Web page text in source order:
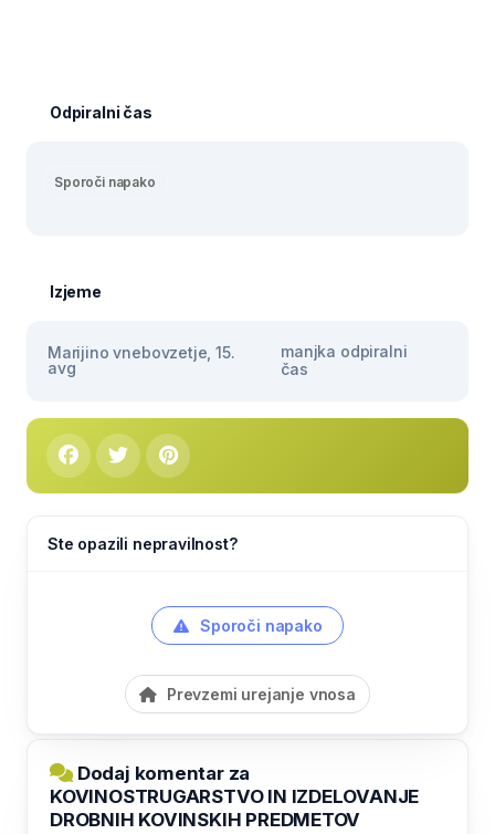
Odpiralni čas
Sporoči napako
Izjeme
Marijino vnebovzetje, 15.
avg
manjka odpiralni
čas
Ste opazili nepravilnost?
Sporoči napako
Prevzemi urejanje vnosa
Dodaj komentar za
KOVINOSTRUGARSTVO IN IZDELOVANJE
DROBNIH KOVINSKIH PREDMETOV